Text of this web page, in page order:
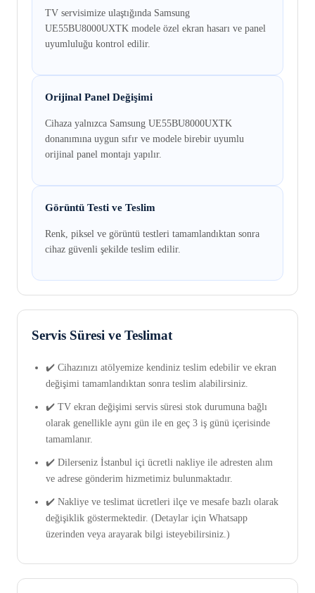
TV servisimize ulaştığında Samsung
UE55BU8000UXTK modele özel ekran hasarı ve panel
uyumluluğu kontrol edilir.
Orijinal Panel Değişimi
Cihaza yalnızca Samsung UE55BU8000UXTK
donanımına uygun sıfır ve modele birebir uyumlu
orijinal panel montajı yapılır.
Görüntü Testi ve Teslim
Renk, piksel ve görüntü testleri tamamlandıktan sonra
cihaz güvenli şekilde teslim edilir.
Servis Süresi ve Teslimat
✔️ Cihazınızı atölyemize kendiniz teslim edebilir ve ekran
değişimi tamamlandıktan sonra teslim alabilirsiniz.
✔️ TV ekran değişimi servis süresi stok durumuna bağlı
olarak genellikle aynı gün ile en geç 3 iş günü içerisinde
tamamlanır.
✔️ Dilerseniz İstanbul içi ücretli nakliye ile adresten alım
ve adrese gönderim hizmetimiz bulunmaktadır.
✔️ Nakliye ve teslimat ücretleri ilçe ve mesafe bazlı olarak
değişiklik göstermektedir. (Detaylar için Whatsapp
üzerinden veya arayarak bilgi isteyebilirsiniz.)